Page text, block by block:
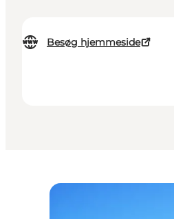
Besøg hjemmeside